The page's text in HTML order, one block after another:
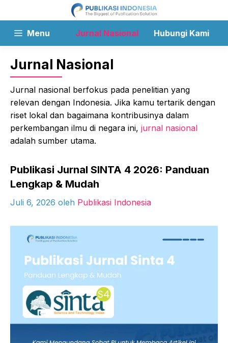
ke
Menu Jurnal Nasional Hubungi Kami
Jurnal Nasional
Jurnal nasional berfokus pada penelitian yang
relevan dengan Indonesia. Jika kamu tertarik dengan
riset lokal dan bagaimana kontribusinya dalam
perkembangan ilmu di negara ini, jurnal nasional
adalah sumber utama.
Publikasi Jurnal SINTA 4 2026: Panduan
Lengkap & Mudah
Juli 6, 2026 oleh Publikasi Indonesia